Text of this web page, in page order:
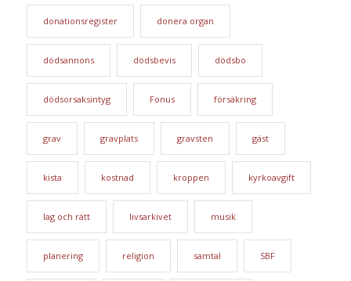
donationsregister donera organ
dödsannons dödsbevis dödsbo
dödsorsaksintyg Fonus försäkring
grav gravplats gravsten gäst
kista kostnad kroppen kyrkoavgift
lag och rätt livsarkivet musik
planering religion samtal SBF